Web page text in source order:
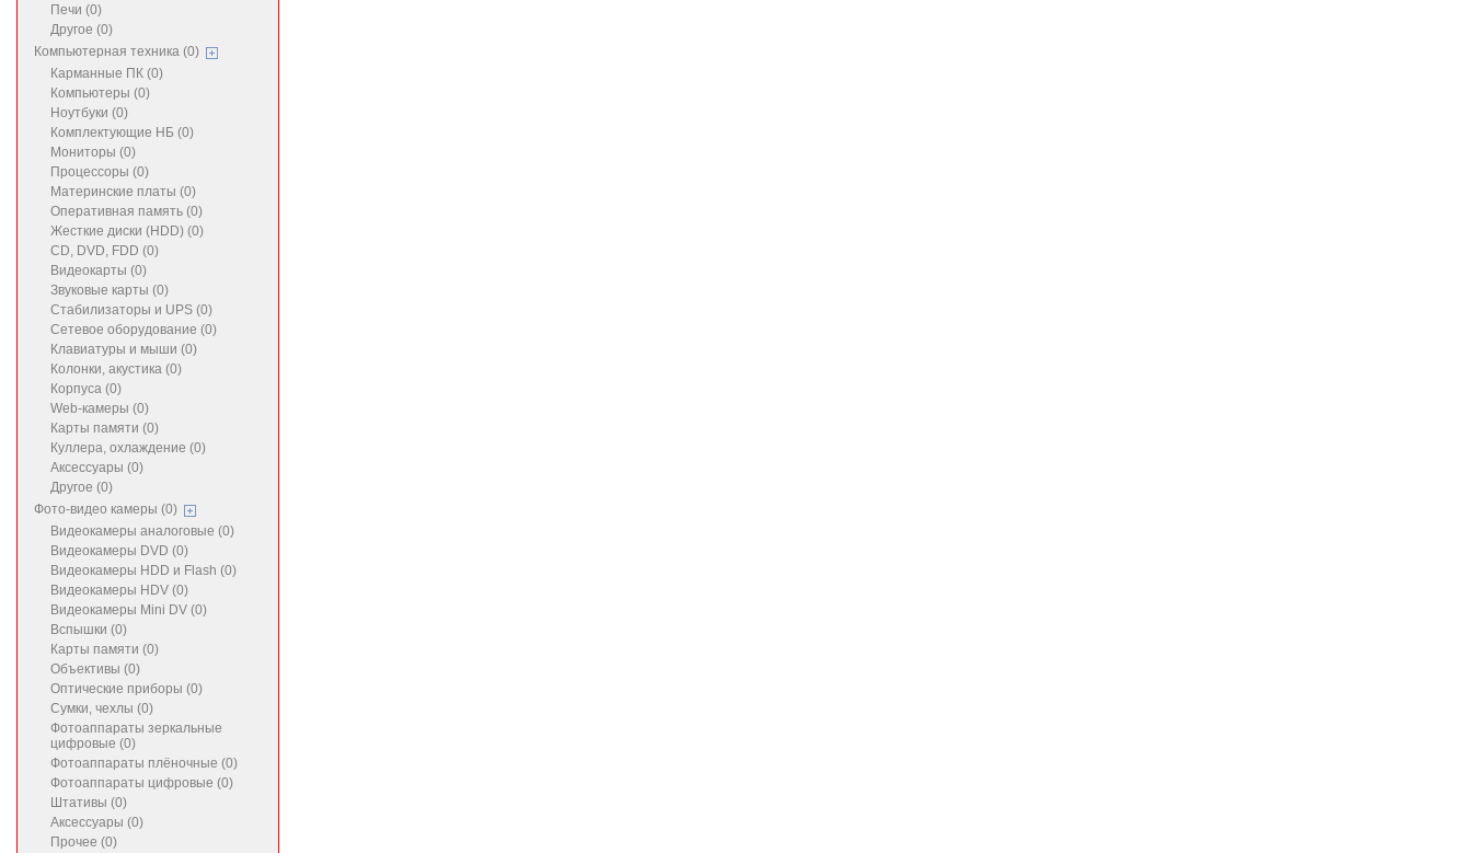
Печи (0)
Другое (0)
Компьютерная техника (0)
Карманные ПК (0)
Компьютеры (0)
Ноутбуки (0)
Комплектующие НБ (0)
Мониторы (0)
Процессоры (0)
Материнские платы (0)
Оперативная память (0)
Жесткие диски (HDD) (0)
CD, DVD, FDD (0)
Видеокарты (0)
Звуковые карты (0)
Стабилизаторы и UPS (0)
Сетевое оборудование (0)
Клавиатуры и мыши (0)
Колонки, акустика (0)
Корпуса (0)
Web-камеры (0)
Карты памяти (0)
Куллера, охлаждение (0)
Аксессуары (0)
Другое (0)
Фото-видео камеры (0)
Видеокамеры аналоговые (0)
Видеокамеры DVD (0)
Видеокамеры HDD и Flash (0)
Видеокамеры HDV (0)
Видеокамеры Mini DV (0)
Вспышки (0)
Карты памяти (0)
Объективы (0)
Оптические приборы (0)
Сумки, чехлы (0)
Фотоаппараты зеркальные
цифровые (0)
Фотоаппараты плёночные (0)
Фотоаппараты цифровые (0)
Штативы (0)
Аксессуары (0)
Прочее (0)